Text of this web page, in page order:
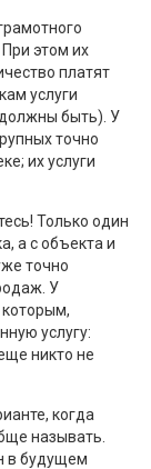
этом их
платят
услуги
быть). У
точно
их услуги
Только один
а с объекта и
точно
У
услугу:
никто не
когда
называть.
в будущем